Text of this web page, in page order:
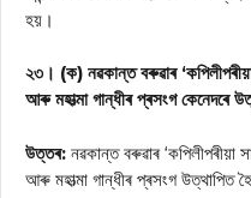
হয়।
২৩। (ক) নৱকান্ত বৰুৱাৰ
আৰু মহাত্মা গান্ধীৰ প্ৰসংগ
উত্তৰ: নৱকান্ত বৰুৱাৰ ‘কপিলীপৰীয়া
আৰু মহাত্মা গান্ধীৰ প্ৰসংগ উত্থাপিত